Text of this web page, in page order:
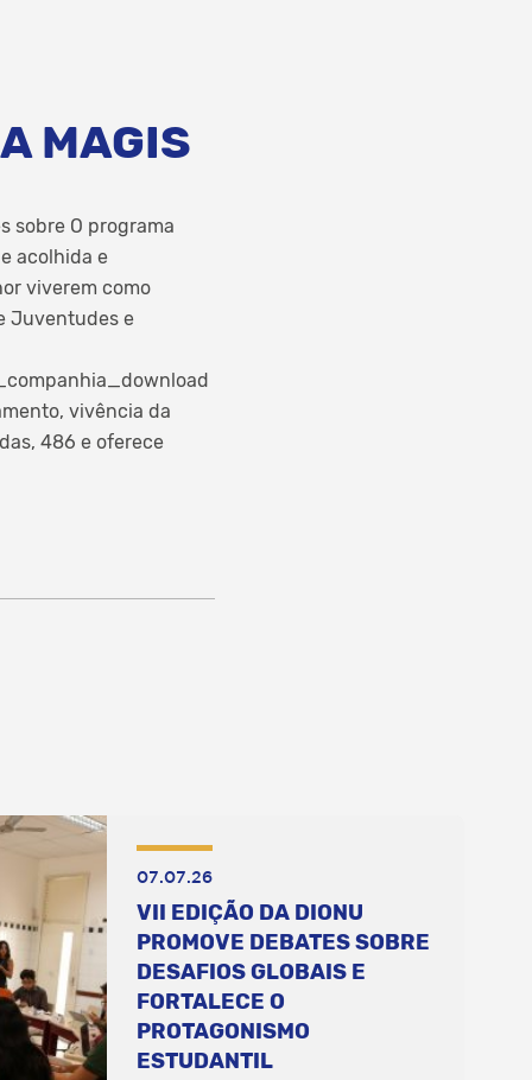
MAGIS
sobre O programa
acolhida e
viverem como
Juventudes e
vivência da
486 e oferece
07.07.26
VII EDIÇÃO DA DIONU
PROMOVE DEBATES SOBRE
DESAFIOS GLOBAIS E
FORTALECE O
PROTAGONISMO
ESTUDANTIL